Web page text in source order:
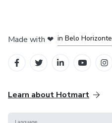
Made with ❤ in Belo Horizonte
Learn about Hotmart